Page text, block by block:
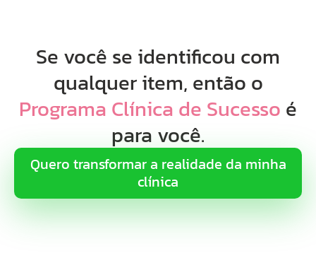
Se você se identificou com
qualquer item, então o
Programa Clínica de Sucesso é
para você.
Quero transformar a realidade da minha
clínica